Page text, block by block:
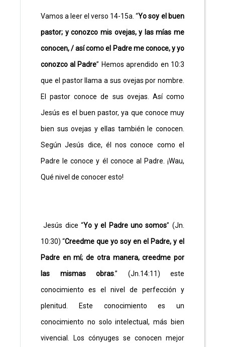
Vamos a leer el verso 14-15a. “Yo soy el buen
pastor; y conozco mis ovejas, y las mías me
conocen, / así como el Padre me conoce, y yo
conozco al Padre” Hemos aprendido en 10:3
que el pastor llama a sus ovejas por nombre.
El pastor conoce de sus ovejas. Así como
Jesús es el buen pastor, ya que conoce muy
bien sus ovejas y ellas también le conocen.
Según Jesús dice, él nos conoce como el
Padre le conoce y él conoce al Padre. ¡Wau,
Qué nivel de conocer esto!
Jesús dice “Yo y el Padre uno somos” (Jn.
10:30) “Creedme que yo soy en el Padre, y el
Padre en mí; de otra manera, creedme por
las mismas obras.” (Jn.14:11) este
conocimiento es el nivel de perfección y
plenitud. Este conocimiento es un
conocimiento no solo intelectual, más bien
vivencial. Los cónyuges se conocen mejor